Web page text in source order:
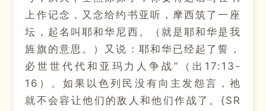
上作记念，又念给约书亚听，摩西筑了一座
坛，起名叫耶和华尼西。（就是耶和华是我
旌旗的意思。）又说：耶和华已经起了誓，
必世世代代和亚玛力人争战”（出17:13-
16）。如果以色列民没有向主发怨言，祂
就不会容让他们的敌人和他们作战了。{SR